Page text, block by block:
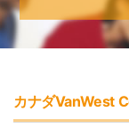
カナダVanWest